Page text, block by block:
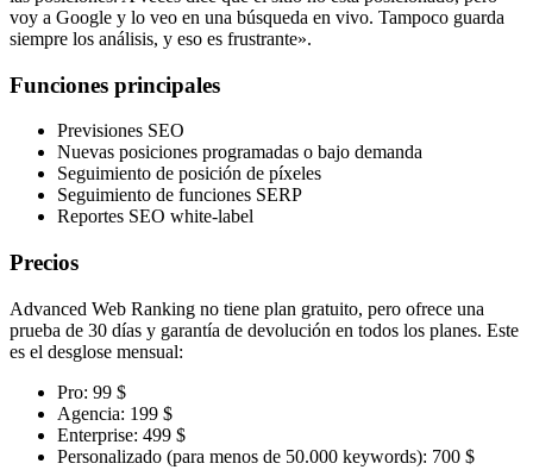
voy a Google y lo veo en una búsqueda en vivo. Tampoco guarda
siempre los análisis, y eso es frustrante».
Funciones principales
Previsiones SEO
Nuevas posiciones programadas o bajo demanda
Seguimiento de posición de píxeles
Seguimiento de funciones SERP
Reportes SEO white-label
Precios
Advanced Web Ranking no tiene plan gratuito, pero ofrece una
prueba de 30 días y garantía de devolución en todos los planes. Este
es el desglose mensual:
Pro: 99 $
Agencia: 199 $
Enterprise: 499 $
Personalizado (para menos de 50.000 keywords): 700 $